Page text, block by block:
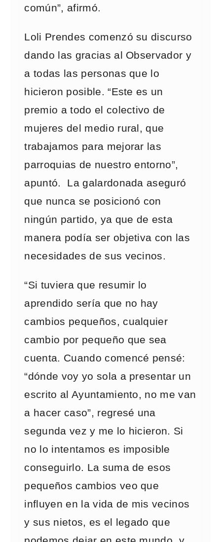
común”, afirmó.
Loli Prendes comenzó su discurso
dando las gracias al Observador y
a todas las personas que lo
hicieron posible. “Este es un
premio a todo el colectivo de
mujeres del medio rural, que
trabajamos para mejorar las
parroquias de nuestro entorno”,
apuntó. La galardonada aseguró
que nunca se posicionó con
ningún partido, ya que de esta
manera podía ser objetiva con las
necesidades de sus vecinos.
“Si tuviera que resumir lo
aprendido sería que no hay
cambios pequeños, cualquier
cambio por pequeño que sea
cuenta. Cuando comencé pensé:
“dónde voy yo sola a presentar un
escrito al Ayuntamiento, no me van
a hacer caso”, regresé una
segunda vez y me lo hicieron. Si
no lo intentamos es imposible
conseguirlo. La suma de esos
pequeños cambios veo que
influyen en la vida de mis vecinos
y sus nietos, es el legado que